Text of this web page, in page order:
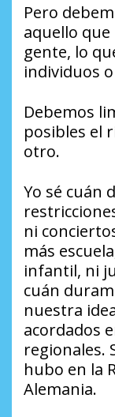
Pero
aquello
gente, lo
individuos
Debemos
posibles el
otro.
Yo sé cuán
ni
más
infantil, ni
cuán
nuestra
acordados
regionales.
hubo en la
Alemania.